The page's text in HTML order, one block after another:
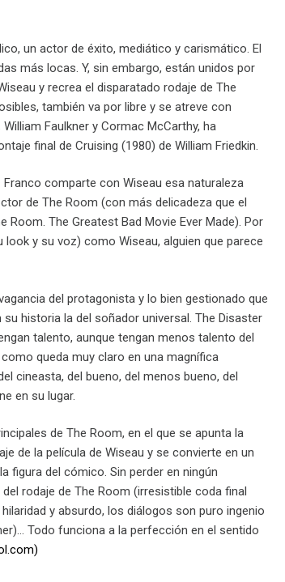
un actor de éxito, mediático y carismático. El
más locas. Y, sin embargo, están unidos por
y recrea el disparatado rodaje de The
también va por libre y se atreve con
Faulkner y Cormac McCarthy, ha
final de Cruising (1980) de William Friedkin.
comparte con Wiseau esa naturaleza
de The Room (con más delicadeza que el
The Greatest Bad Movie Ever Made). Por
y su voz) como Wiseau, alguien que parece
del protagonista y lo bien gestionado que
historia la del soñador universal. The Disaster
talento, aunque tengan menos talento del
queda muy claro en una magnífica
cineasta, del bueno, del menos bueno, del
en su lugar.
de The Room, en el que se apunta la
de la película de Wiseau y se convierte en un
figura del cómico. Sin perder en ningún
rodaje de The Room (irresistible coda final
y absurdo, los diálogos son puro ingenio
Todo funciona a la perfección en el sentido